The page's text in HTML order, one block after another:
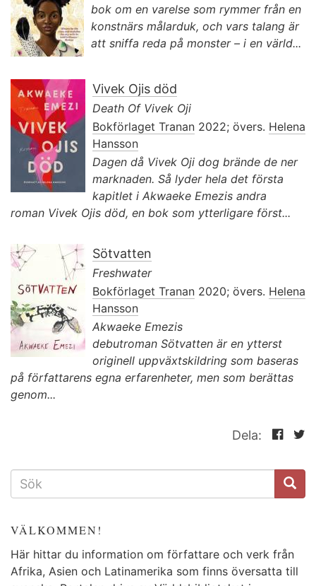
bok om en varelse som rymmer från en
konstnärs målarduk, och vars talang är
att sniffa reda på monster – i en värld...
Vivek Ojis död
Death Of Vivek Oji
Bokförlaget Tranan 2022; övers. Helena
Hansson
Dagen då Vivek Oji dog brände de ner
marknaden. Så lyder hela det första
kapitlet i Akwaeke Emezis andra
roman Vivek Ojis död, en bok som ytterligare först...
Sötvatten
Freshwater
Bokförlaget Tranan 2020; övers. Helena
Hansson
Akwaeke Emezis
debutroman Sötvatten är en ytterst
originell uppväxtskildring som baseras
på författarens egna erfarenheter, men som berättas
genom...
Dela:
SÖKFORMULÄR
VÄLKOMMEN!
Här hittar du information om författare och verk från
Afrika, Asien och Latinamerika som finns översatta till